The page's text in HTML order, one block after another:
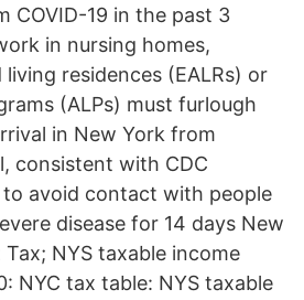
COVID-19 in the past 3
in nursing homes,
residences (EALRs) or
(ALPs) must furlough
in New York from
consistent with CDC
avoid contact with people
disease for 14 days New
NYS taxable income
NYC tax table: NYS taxable